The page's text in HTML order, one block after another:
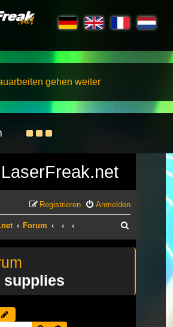
gehen weiter
Anmelden
Registrieren
Forum
supplies